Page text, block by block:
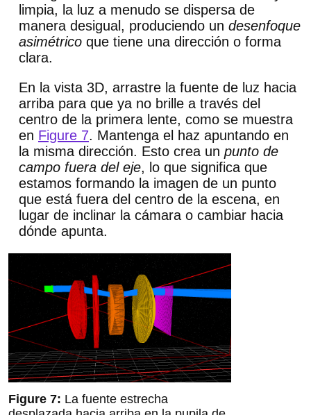
limpia, la luz a menudo se dispersa de
manera desigual, produciendo un desenfoque
asimétrico que tiene una dirección o forma
clara.
En la vista 3D, arrastre la fuente de luz hacia
arriba para que ya no brille a través del
centro de la primera lente, como se muestra
en Figure 7. Mantenga el haz apuntando en
la misma dirección. Esto crea un punto de
campo fuera del eje, lo que significa que
estamos formando la imagen de un punto
que está fuera del centro de la escena, en
lugar de inclinar la cámara o cambiar hacia
dónde apunta.
La fuente estrecha